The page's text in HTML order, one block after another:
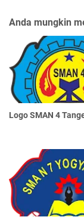
Anda mungkin
Logo SMAN 4